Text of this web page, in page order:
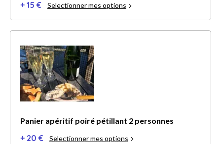
+ 15 € Selectionner mes options
Panier apéritif poiré pétillant 2 personnes
+ 20 € Selectionner mes options